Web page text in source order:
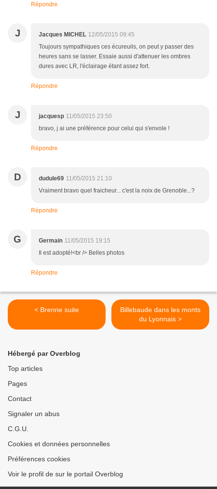
Répondre
J Jacques MICHEL 12/05/2015 09:45
Toujours sympathiques ces écureuils, on peut y passer des
heures sans se lasser. Essaie aussi d'attenuer les ombres
dures avec LR, l'éclairage étant assez fort.
Répondre
J jacquesp 11/05/2015 23:50
bravo, j ai une préférence pour celui qui s'envole !
Répondre
D dudule69 11/05/2015 21:10
Vraiment bravo quel fraicheur... c'est la noix de Grenoble...?
Répondre
G Germain 11/05/2015 19:15
Il est adopté!<br /> Belles photos
Répondre
< Brenne suite
Billebaude dans les monts
du Lyonnais >
Hébergé par Overblog
Top articles
Pages
Contact
Signaler un abus
C.G.U.
Cookies et données personnelles
Préférences cookies
Voir le profil de sur le portail Overblog